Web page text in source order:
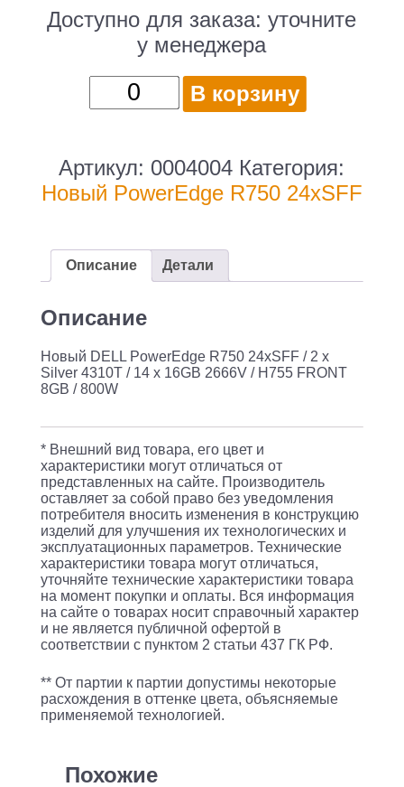
Доступно для заказа:уточните
у менеджера
Количество
товара
DELL
PowerEdge
/
x
4310T
/
x
16GB
2666V
/
H755
FRONT
8GB
/
800W
В корзину
Артикул: 0004004 Категория:
Новый PowerEdge R750 24xSFF
Описание Детали
Описание
Новый DELL PowerEdge R750 24xSFF / 2 x
Silver 4310T / 14 x 16GB 2666V / H755 FRONT
8GB / 800W
* Внешний вид товара, его цвет и
характеристики могут отличаться от
представленных на сайте. Производитель
оставляет за собой право без уведомления
потребителя вносить изменения в конструкцию
изделий для улучшения их технологических и
эксплуатационных параметров. Технические
характеристики товара могут отличаться,
уточняйте технические характеристики товара
на момент покупки и оплаты. Вся информация
на сайте о товарах носит справочный характер
и не является публичной офертой в
соответствии с пунктом 2 статьи 437 ГК РФ.
** От партии к партии допустимы некоторые
расхождения в оттенке цвета, объясняемые
применяемой технологией.
Похожие